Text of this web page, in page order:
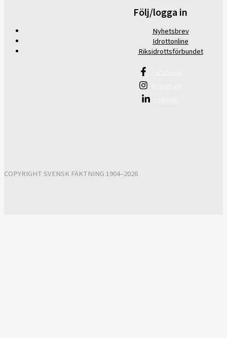
Följ/logga in
Nyhetsbrev
Idrottonline
Riksidrottsförbundet
COPYRIGHT SVENSK FÄKTNING 1904–2026